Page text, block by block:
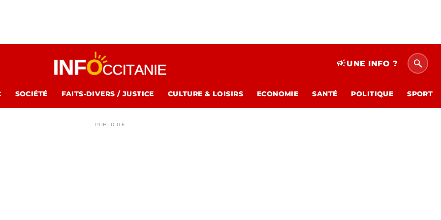
campaignUNE INFO ? search
SOCIÉTÉ FAITS-DIVERS / JUSTICE CULTURE & LOISIRS ECONOMIE SANTÉ POLITIQUE SPORT
PUBLICITÉ